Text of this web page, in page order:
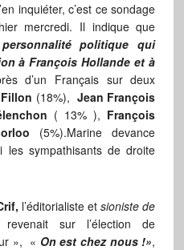
inquiéter, c’est ce sondage
mercredi. Il indique que
politique qui
à François Hollande et à
d’un Français sur deux
(18%), Jean François
( 13% ), François
(5%).Marine devance
les sympathisants de droite
l’éditorialiste etsioniste de
sur l’élection de
», « On est chez nous !»,